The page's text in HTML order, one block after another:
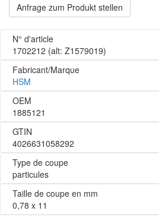
Anfrage zum Produkt stellen
N° d'article
1702212 (alt: Z1579019)
Fabricant/Marque
HSM
OEM
1885121
GTIN
4026631058292
Type de coupe
particules
Taille de coupe en mm
0,78 x 11